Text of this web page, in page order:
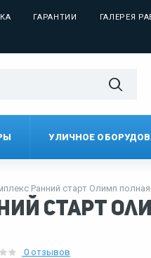
ГАРАНТИИ ГАЛЕРЕЯ
УЛИЧНОЕ
Ранний старт Олимп полная
старт
0 отзывов